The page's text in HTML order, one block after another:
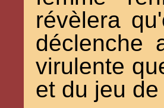
révèlera
déclenche
virulente
et du jeu de